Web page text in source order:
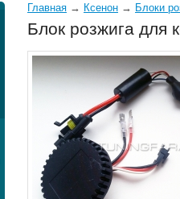
Главная → Ксенон → Блоки
Блок розжига для